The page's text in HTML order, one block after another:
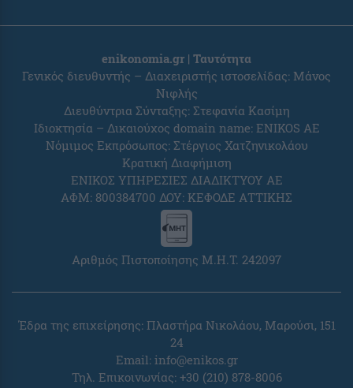
enikonomia.gr | Ταυτότητα
Γενικός διευθυντής – Διαχειριστής ιστοσελίδας: Μάνος
Νιφλής
Διευθύντρια Σύνταξης: Στεφανία Κασίμη
Ιδιοκτησία – Δικαιούχος domain name: ENIKOS AE
Νόμιμος Εκπρόσωπος: Στέργιος Χατζηνικολάου
Κρατική Διαφήμιση
ΕΝΙΚΟΣ ΥΠΗΡΕΣΙΕΣ ΔΙΑΔΙΚΤΥΟΥ ΑΕ
ΑΦΜ: 800384700 ΔΟΥ: ΚΕΦΟΔΕ ΑΤΤΙΚΗΣ
Αριθμός Πιστοποίησης Μ.Η.Τ. 242097
Έδρα της επιχείρησης: Πλαστήρα Νικολάου, Μαρούσι, 151
24
Email: info@enikos.gr
Τηλ. Επικοινωνίας: +30 (210) 878-8006